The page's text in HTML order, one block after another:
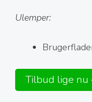
Ulemper:
Tilbud lige nu